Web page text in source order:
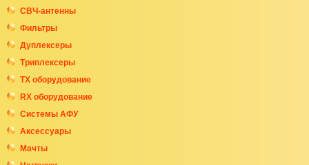
СВЧ-антенны
Фильтры
Дуплексеры
Триплексеры
ТХ оборудование
RX оборудование
Системы АФУ
Аксессуары
Мачты